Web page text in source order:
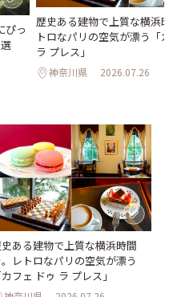
ぴっ
歴史ある建物で上質な横浜時
トロなパリの空気が漂う「カ
ラ プレス」
神奈川県 2026.07.26
ある建物で上質な横浜時間
。レトロなパリの空気が漂う
カフェ ドゥ ラ プレス」